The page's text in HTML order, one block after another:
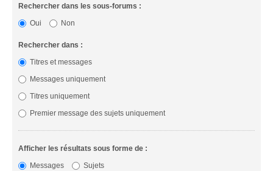
Rechercher dans les sous-forums :
Oui
Non
Rechercher dans :
Titres et messages
Messages uniquement
Titres uniquement
Premier message des sujets uniquement
Afficher les résultats sous forme de :
Messages
Sujets